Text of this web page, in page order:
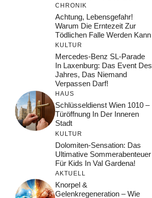
CHRONIK
Achtung, Lebensgefahr!
Warum Die Erntezeit Zur
Tödlichen Falle Werden Kann
KULTUR
Mercedes-Benz SL-Parade
In Laxenburg: Das Event Des
Jahres, Das Niemand
Verpassen Darf!
HAUS
Schlüsseldienst Wien 1010 –
Türöffnung In Der Inneren
Stadt
KULTUR
Dolomiten-Sensation: Das
Ultimative Sommerabenteuer
Für Kids In Val Gardena!
AKTUELL
Knorpel &
Gelenkregeneration – Wie